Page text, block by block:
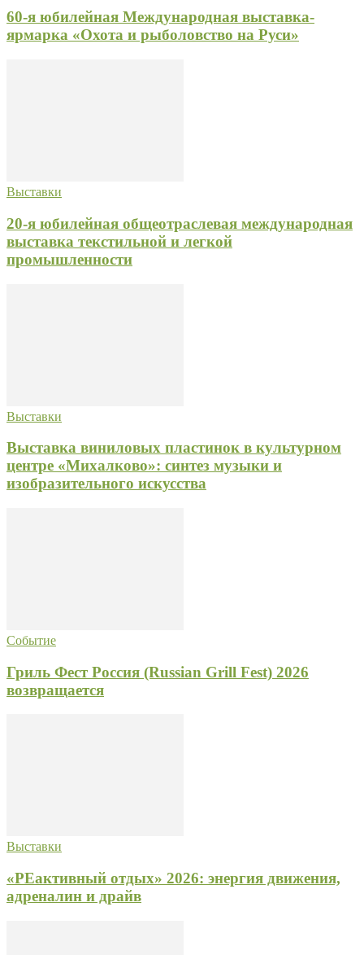
60-я юбилейная Международная выставка-
ярмарка «Охота и рыболовство на Руси»
Выставки
20-я юбилейная общеотраслевая международная
выставка текстильной и легкой
промышленности
Выставки
Выставка виниловых пластинок в культурном
центре «Михалково»: синтез музыки и
изобразительного искусства
Событие
Гриль Фест Россия (Russian Grill Fest) 2026
возвращается
Выставки
«РЕактивный отдых» 2026: энергия движения,
адреналин и драйв